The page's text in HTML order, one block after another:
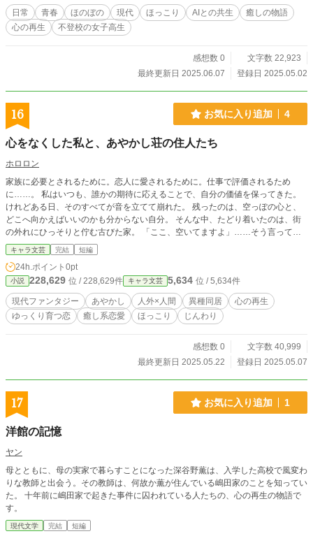
日常 青春 ほのぼの 現代 ほっこり AIとの共生
癒しの物語
心の再生
不登校の女子高生
感想数 0
文字数 22,923
最終更新日 2025.06.07
登録日 2025.05.02
16 お気に入り追加 4
心をなくした私と、あやかし荘の住人たち
ホロロン
家族に必要とされるために。恋人に愛されるために。仕事で評価されるため
に……。 私はいつも、誰かの期待に応えることで、自分の価値を保ってきた。
けれどある日、そのすべてが音を立てて崩れた。 残ったのは、空っぽの心と、
どこへ向かえばいいのかも分からない自分。 そんな中、たどり着いたのは、街
の外れにひっそりと佇む古びた家。 「ここ、空いてますよ」……そう言って迎
えてくれたのは、 人間とは思えない、不思議な存在たちだった。 大きな体で気
弱な鬼、見た目は子どもでも何百年も生きている座敷童、どこか影を宿した美し
いあやかし。 あやかし荘と名付けられたその家での、奇妙であたたかな共同生
活のなかで、 私は少しずつ、ありのままの自分で生きることを覚えていく。 こ
れは、すべてを失ったひとりの女が、壊れて、癒されて、 そして……もう一
度、恋をする物語。
キャラ文芸 完結 短編
24h.ポイント 0pt
小説 228,629 位 / 228,629件 キャラ文芸 5,634 位 / 5,634件
現代ファンタジー あやかし 人外×人間 異種同居
心の再生
ゆっくり育つ恋
癒し系恋愛 ほっこり じんわり
感想数 0
文字数 40,999
最終更新日 2025.05.22
登録日 2025.05.07
17 お気に入り追加 1
洋館の記憶
ヤン
母とともに、母の実家で暮らすことになった深谷野薫は、入学した高校で風変わ
りな教師と出会う。その教師は、何故か薫が住んでいる嶋田家のことを知ってい
た。 十年前に嶋田家で起きた事件に囚われている人たちの、心の再生の物語で
す。
現代文学 完結 短編